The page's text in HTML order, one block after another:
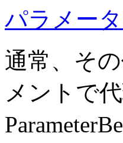
パラメー
通常、そ
メントで